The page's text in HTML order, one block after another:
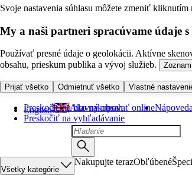
Svoje nastavenia súhlasu môžete zmeniť
My a naši partneri spracúvame údaje
Používať presné údaje o geolokácii. Aktívne
obsahu, prieskum publika a vývoj služieb.
Prijať všetko Odmietnuť všetko Vlastné
Preskočiť na hlavný obsah
Preskočiť na vyhľadávanie
English Ako nakupovať onlineNápoveda
Všetky kategórie
Nakupujte terazObľúbené